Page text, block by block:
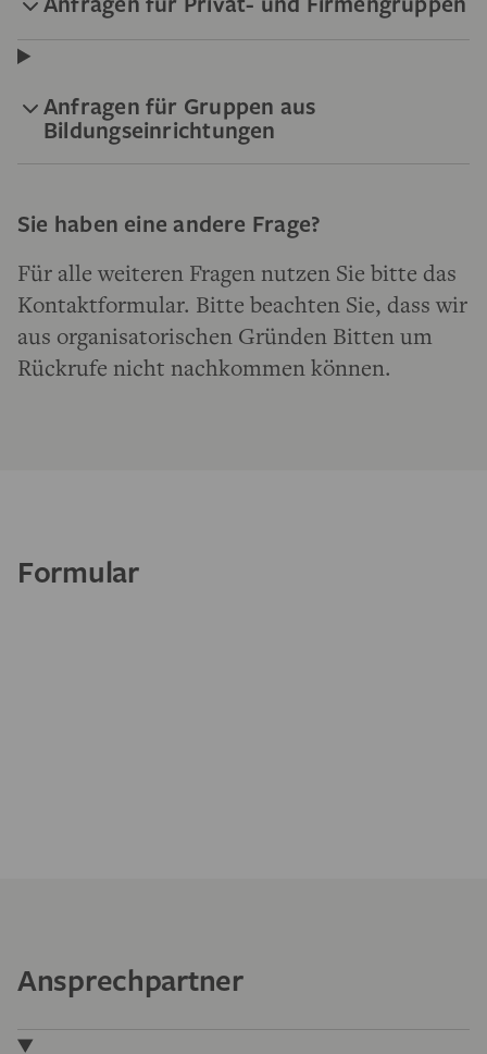
Anfragen für Gruppen aus
Bildungseinrichtungen
Sie haben eine andere Frage?
Für alle weiteren Fragen nutzen Sie bitte das
Kontaktformular. Bitte beachten Sie, dass wir
aus organisatorischen Gründen Bitten um
Rückrufe nicht nachkommen können.
Formular
Ansprechpartner